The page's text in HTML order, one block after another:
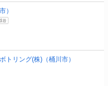
）
谷
トリング(株)（桶川市）